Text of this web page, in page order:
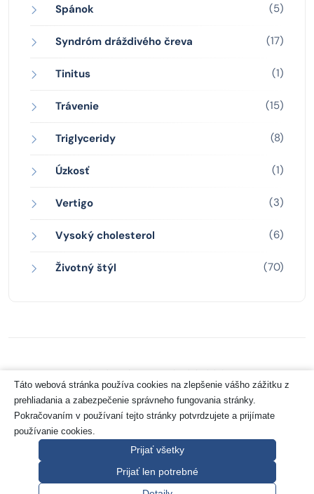
Spánok (5)
Syndróm dráždivého čreva (17)
Tinitus (1)
Trávenie (15)
Triglyceridy (8)
Úzkosť (1)
Vertigo (3)
Vysoký cholesterol (6)
Životný štýl (70)
Zásady ochrany osobných údajov
Copyright 2026 © Pharco Grancreo GmbH
Návrat hore
Táto webová stránka používa cookies na zlepšenie vášho zážitku z
prehliadania a zabezpečenie správneho fungovania stránky.
Pokračovaním v používaní tejto stránky potvrdzujete a prijímate
používanie cookies.
Prijať všetky
Prijať len potrebné